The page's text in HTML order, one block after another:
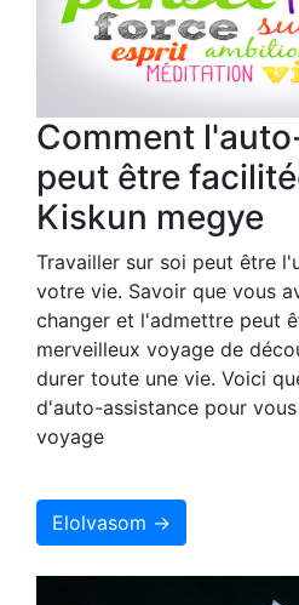
Comment
peut être
Kiskun megye
Travailler sur soi peut être
votre vie. Savoir que vous
changer et l'admettre peut
merveilleux voyage de
durer toute une vie. Voici
d'auto-assistance pour
voyage
Elolvasom →